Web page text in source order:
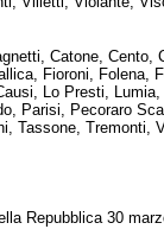
Catone, Cento,
Fioroni, Folena,
Lo Presti, Lumia,
Parisi, Pecoraro
Tassone, Tremonti,
Repubblica 30